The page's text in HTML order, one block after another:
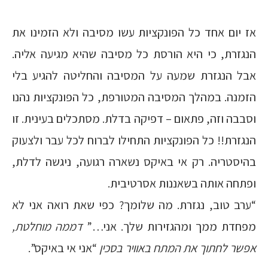
אז יום אחד כל הפונקציות עשו מסיבה ולא הזמינו את
הנגזרת, כי היא הורסת כל מסיבה שהיא מגיעה אליה.
אבל הנגזרת שמעה על המסיבה והחליטה להגיע בלי
הזמנה. במהלך המסיבה המטורפת, כל הפונקציות נהנו
וסבבה וזה, פתאום – דפיקה בדלת. מסתכלים בעינית. זו
הנגזרת!! כל הפונקציות התחילו לברוח לכל עבר ולצעוק
בהיסטריה. רק אי באיקס נשארה רגועה, ניגשה לדלת,
ופתחה אותה בשאננות אסרטיבית.
“ערב טוב, נגזרת. מה שלומך? כפי שאת רואה אני לא
מפחדת ממך ומהגזירות שלך. אני…”דממה מוחלטת,
אפשר לחתוך את המתח באוויר בסכין “אני אי באיקס”.